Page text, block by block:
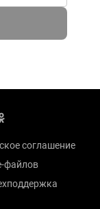
соглашение
файлов